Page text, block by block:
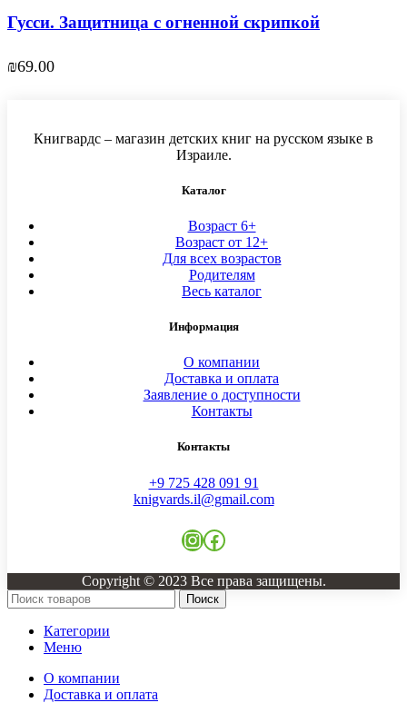
Гусси. Защитница с огненной скрипкой
₪69.00
Книгвардс – магазин детских книг на русском языке в
Израиле.
Каталог
Возраст 6+
Возраст от 12+
Для всех возрастов
Родителям
Весь каталог
Информация
О компании
Доставка и оплата
Заявление о доступности
Контакты
Контакты
+9 725 428 091 91
knigvards.il@gmail.com
Instagram
Facebook
Copyright © 2023 Все права защищены.
Поиск
Категории
Меню
О компании
Доставка и оплата